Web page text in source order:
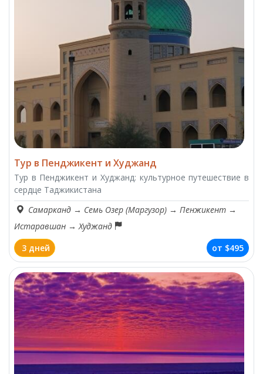
Тур в Пенджикент и Худжанд
Тур в Пенджикент и Худжанд: культурное путешествие в
сердце Таджикистана
Самарканд → Семь Озер (Маргузор) → Пенжикент →
Истаравшан → Худжанд
3 дней
от $495